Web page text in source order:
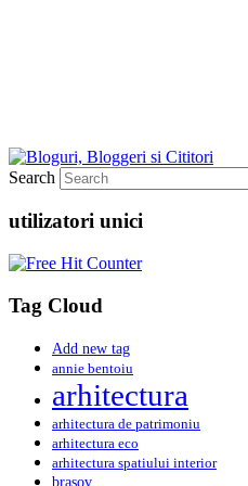
Search
utilizatori unici
Tag Cloud
Add new tag
annie bentoiu
arhitectura
arhitectura de patrimoniu
arhitectura eco
arhitectura spatiului interior
brasov